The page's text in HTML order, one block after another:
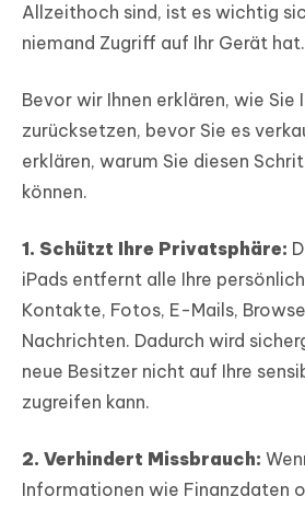
Allzeithoch sind, ist es wichtig
niemand Zugriff auf Ihr Gerät hat.
Bevor wir Ihnen erklären, wie Sie
zurücksetzen, bevor Sie es
erklären, warum Sie diesen
können.
1. Schützt Ihre Privatsphäre:
iPads entfernt alle Ihre
Kontakte, Fotos, E-Mails,
Nachrichten. Dadurch wird
neue Besitzer nicht auf Ihre
zugreifen kann.
2. Verhindert Missbrauch:
Informationen wie Finanzdaten